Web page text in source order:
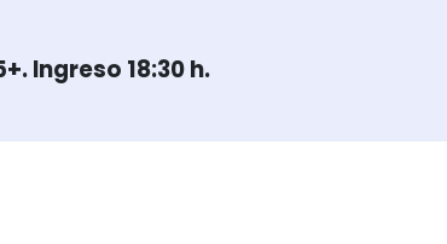
Ingreso 18:30 h.